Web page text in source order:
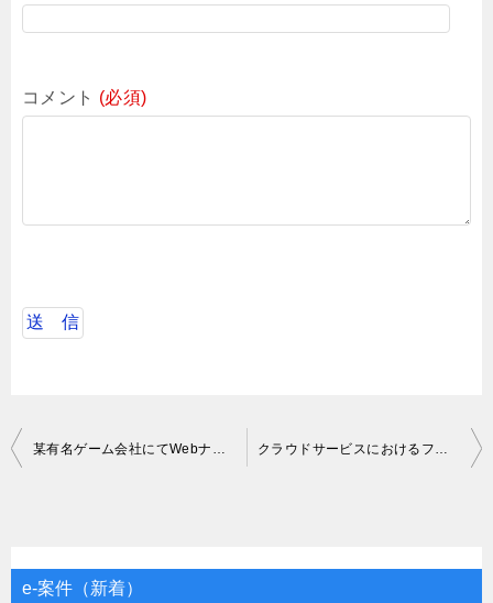
コメント (必須)
投
ゲ
某有名ゲーム会社にてWebナレッジツールの開発 クラウドサービスにおけるフロントエンド開発
e-案件（新着）